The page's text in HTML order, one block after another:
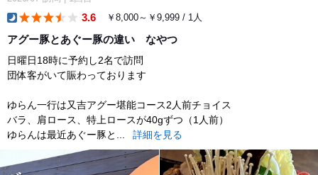
3.6 ￥8,000～￥9,999 / 1人
アグー豚とあぐー豚の違い なやつ
日曜日18時に予約し2名で訪問
団体客がいて賑わっております
ゆらん一行は又吉アグー堪能コース2人前チョイス
バラ、肩ロース、特上ロースが40gずつ（1人前）
ゆらんは最近あぐー豚と...
詳細を見る